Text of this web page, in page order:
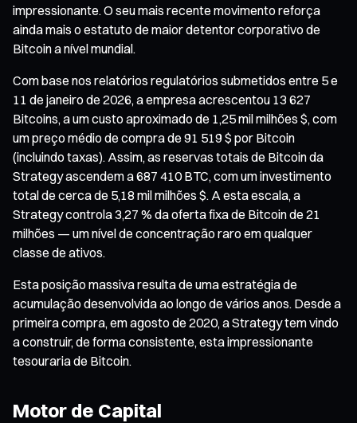
impressionante. O seu mais recente movimento reforça
ainda mais o estatuto de maior detentor corporativo de
Bitcoin a nível mundial.
Com base nos relatórios regulatórios submetidos entre 5 e
11 de janeiro de 2026, a empresa acrescentou 13 627
Bitcoins, a um custo aproximado de 1,25 mil milhões $, com
um preço médio de compra de 91 519 $ por Bitcoin
(incluindo taxas). Assim, as reservas totais de Bitcoin da
Strategy ascendem a 687 410 BTC, com um investimento
total de cerca de 5,18 mil milhões $. A esta escala, a
Strategy controla 3,27 % da oferta fixa de Bitcoin de 21
milhões — um nível de concentração raro em qualquer
classe de ativos.
Esta posição massiva resulta de uma estratégia de
acumulação desenvolvida ao longo de vários anos. Desde a
primeira compra, em agosto de 2020, a Strategy tem vindo
a construir, de forma consistente, esta impressionante
tesouraria de Bitcoin.
Motor de Capital